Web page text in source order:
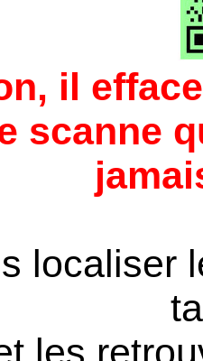
il
scanne
localiser
les